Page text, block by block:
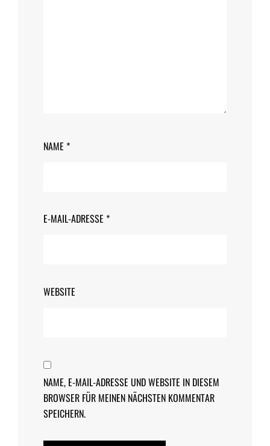
NAME *
E-MAIL-ADRESSE *
WEBSITE
NAME, E-MAIL-ADRESSE UND WEBSITE IN DIESEM
BROWSER FÜR MEINEN NÄCHSTEN KOMMENTAR
SPEICHERN.